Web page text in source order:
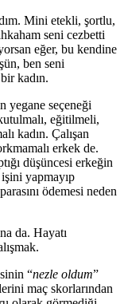
Mini etekli, şortlu,
seni cezbetti
eğer, bu kendine
ben seni
kadın.
yegane seçeneği
eğitilmeli,
kadın. Çalışan
erkek de.
düşüncesi erkeğin
yapmayıp
ödemesi neden
da. Hayatı
“nezle oldum”
maç skorlarından